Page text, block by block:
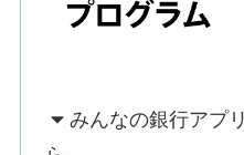
みんなの銀行アプ